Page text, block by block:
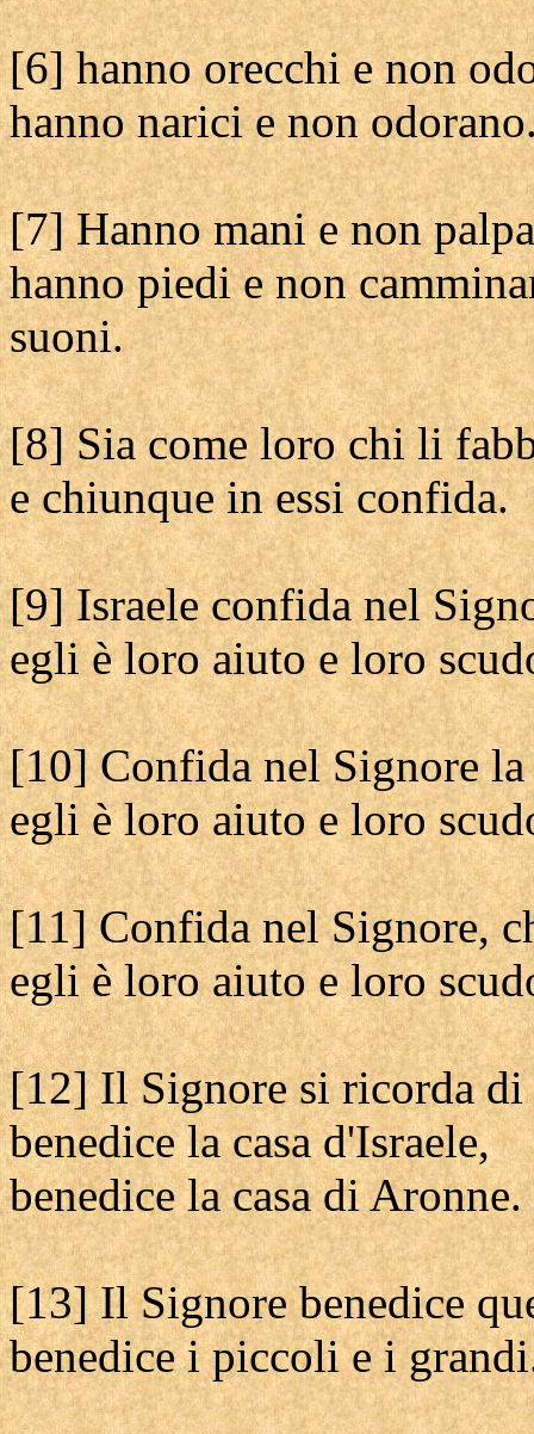
[6] hanno orecchi e non
hanno narici e non
[7] Hanno mani e non
hanno piedi e non
suoni.
[8] Sia come loro chi li
e chiunque in essi confida.
[9] Israele confida nel
egli è loro aiuto e loro
[10] Confida nel Signore la
egli è loro aiuto e loro
[11] Confida nel Signore,
egli è loro aiuto e loro
[12] Il Signore si ricorda di
benedice la casa d'Israele,
benedice la casa di Aronne.
[13] Il Signore benedice
benedice i piccoli e i